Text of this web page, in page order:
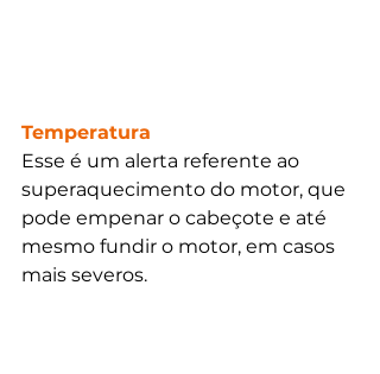
Temperatura
Esse é um alerta referente ao
superaquecimento do motor, que
pode empenar o cabeçote e até
mesmo fundir o motor, em casos
mais severos.